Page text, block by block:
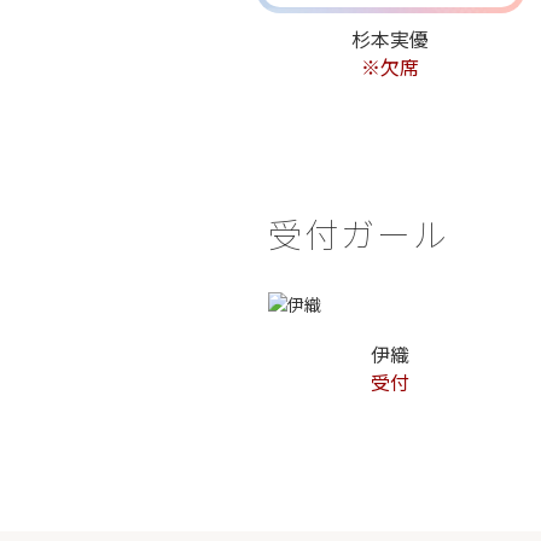
杉本実優
※欠席
受付ガール
伊織
受付